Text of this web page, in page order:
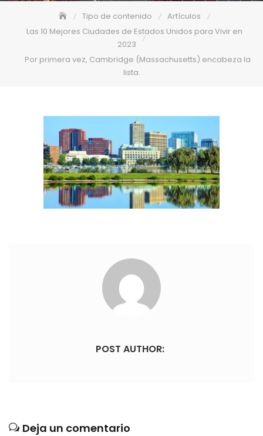
Tipo de contenido
Artículos
Las 10 Mejores Ciudades de Estados Unidos para Vivir en
2023
Por primera vez, Cambridge (Massachusetts) encabeza la
lista.
POST AUTHOR:
Deja un comentario